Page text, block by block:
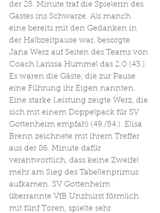
der 25. Minute traf die Spielerin des
Gastes ins Schwarze. Als manch
eine bereits mit den Gedanken in
der Halbzeitpause war, besorgte
Jana Werz auf Seiten des Teams von
Coach Larissa Hummel das 2:0 (43.).
Es waren die Gäste, die zur Pause
eine Führung ihr Eigen nannten.
Eine starke Leistung zeigte Werz, die
sich mit einem Doppelpack für SV
Gottenheim empfahl (49./54.). Elisa
Brenn zeichnete mit ihrem Treffer
aus der 86. Minute dafür
verantwortlich, dass keine Zweifel
mehr am Sieg des Tabellenprimus
aufkamen. SV Gottenheim
überrannte VfB Unzhurst förmlich
mit fünf Toren, spielte sehr